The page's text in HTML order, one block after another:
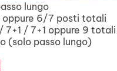
lungo
oppure 6/7 posti totali
7+1 / 7+1 oppure 9 totali
(solo passo lungo)